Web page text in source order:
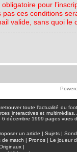
pour
pas ces conditions
valide, sans quoi
toute l'actualité du
interactives et
pages vues
un article | Sujets |
de match | Pronos | Le joueur
|